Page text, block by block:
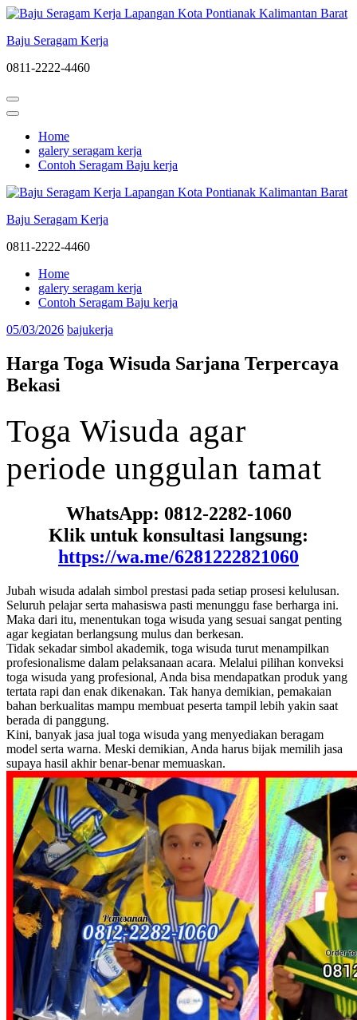
Lompat
konten
Enter)
Baju Seragam Kerja
0811-2222-4460
Home
galery seragam kerja
Contoh Seragam Baju kerja
Baju Seragam Kerja
0811-2222-4460
Home
galery seragam kerja
Contoh Seragam Baju kerja
05/03/2026 bajukerja
Harga Toga Wisuda Sarjana Terpercaya
Bekasi
Toga Wisuda agar
periodeunggulan tamat
WhatsApp: 0812-2282-1060
Klik untuk konsultasi langsung:
https://wa.me/6281222821060
Jubah wisuda adalah simbol prestasi pada setiap prosesi kelulusan.
Seluruh pelajar serta mahasiswa pasti menunggu fase berharga ini.
Maka dari itu, menentukan toga wisuda yang sesuai sangat penting
agar kegiatan berlangsung mulus dan berkesan.
Tidak sekadar simbol akademik, toga wisuda turut menampilkan
profesionalisme dalam pelaksanaan acara. Melalui pilihan konveksi
toga wisuda yang profesional, Anda bisa mendapatkan produk yang
tertata rapi dan enak dikenakan. Tak hanya demikian, pemakaian
bahan berkualitas mampu membuat peserta tampil lebih yakin saat
berada di panggung.
Kini, banyak jasa jual toga wisuda yang menyediakan beragam
model serta warna. Meski demikian, Anda harus bijak memilih jasa
supaya hasil akhir benar-benar memuaskan.